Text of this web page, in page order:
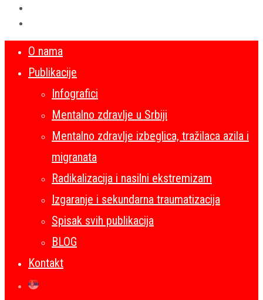
O nama
Publikacije
Infografici
Mentalno zdravlje u Srbiji
Mentalno zdravlje izbeglica, tražilaca azila i
migranata
Radikalizacija i nasilni ekstremizam
Izgaranje i sekundarna traumatizacija
Spisak svih publikacija
BLOG
Kontakt